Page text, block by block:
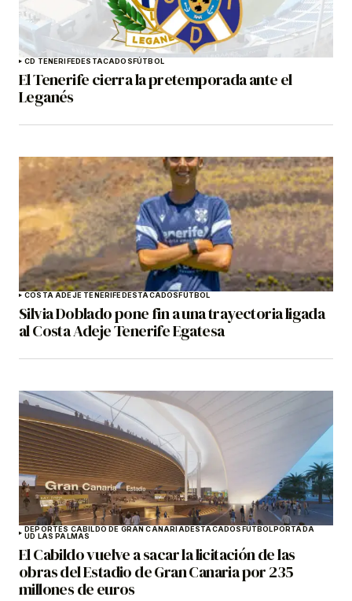
CD TENERIFEDESTACADOSFÚTBOL
El Tenerife cierra la pretemporada ante el
Leganés
COSTA ADEJE TENERIFEDESTACADOSFÚTBOL
Silvia Doblado pone fin a una trayectoria ligada
al Costa Adeje Tenerife Egatesa
DEPORTES CABILDO DE GRAN CANARIADESTACADOSFÚTBOLPORTADA
UD LAS PALMAS
El Cabildo vuelve a sacar la licitación de las
obras del Estadio de Gran Canaria por 235
millones de euros